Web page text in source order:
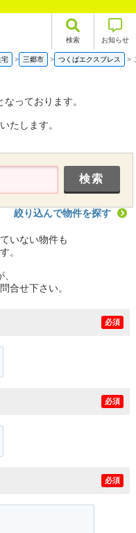
検索 お知らせ
宅 三郷市 つくばエクスプレス
っております。
たします。
絞り込んで物件を探す
いない物件も
。
合せ下さい。
必須
必須
必須